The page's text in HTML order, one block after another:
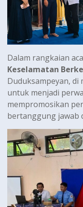
Dalam rangkaian
Keselamatan
Duduksampeyan, di
untuk menjadi
mempromosikan
bertanggung jawab